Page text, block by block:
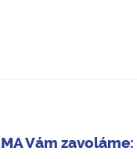
Vám zavoláme: